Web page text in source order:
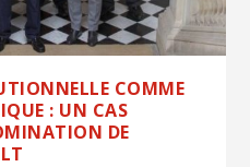
COMME
: UN CAS
DE